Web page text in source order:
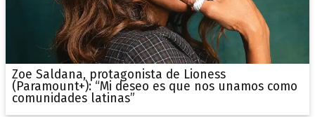
Zoe Saldana, protagonista de Lioness
(Paramount+): “Mi deseo es que nos unamos como
comunidades latinas”